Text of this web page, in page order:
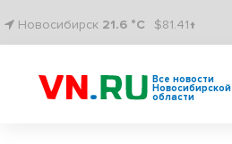
Новосибирск 21.6 °C $81.41↑
Все новости
Новосибирской
области